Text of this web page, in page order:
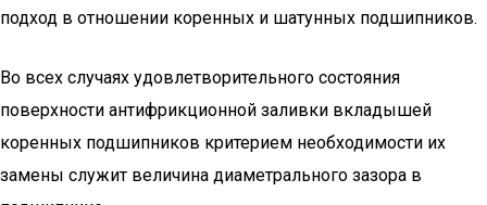
подход в отношении коренных и шатунных подшипников.
Во всех случаях удовлетворительного состояния
поверхности антифрикционной заливки вкладышей
коренных подшипников критерием необходимости их
замены служит величина диаметрального зазора в